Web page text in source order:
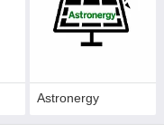
Astronergy